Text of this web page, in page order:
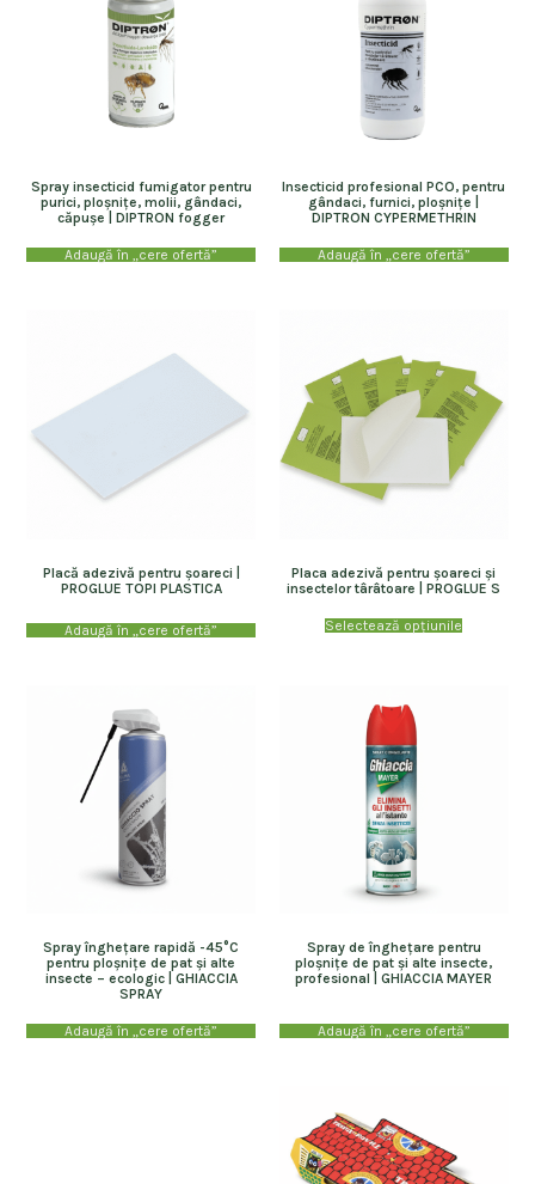
Spray insecticid fumigator pentru
purici, ploșnițe, molii, gândaci,
căpușe | DIPTRON fogger
Adaugă în „cere ofertă”
Insecticid profesional PCO, pentru
gândaci, furnici, ploșnițe |
DIPTRON CYPERMETHRIN
Adaugă în „cere ofertă”
Placă adezivă pentru șoareci |
PROGLUE TOPI PLASTICA
Adaugă în „cere ofertă”
Placa adezivă pentru șoareci și
insectelor târâtoare | PROGLUE S
Selectează opțiunile
Spray înghețare rapidă -45°C
pentru ploșnițe de pat și alte
insecte – ecologic | GHIACCIA
SPRAY
Adaugă în „cere ofertă”
Spray de înghețare pentru
ploșnițe de pat și alte insecte,
profesional | GHIACCIA MAYER
Adaugă în „cere ofertă”